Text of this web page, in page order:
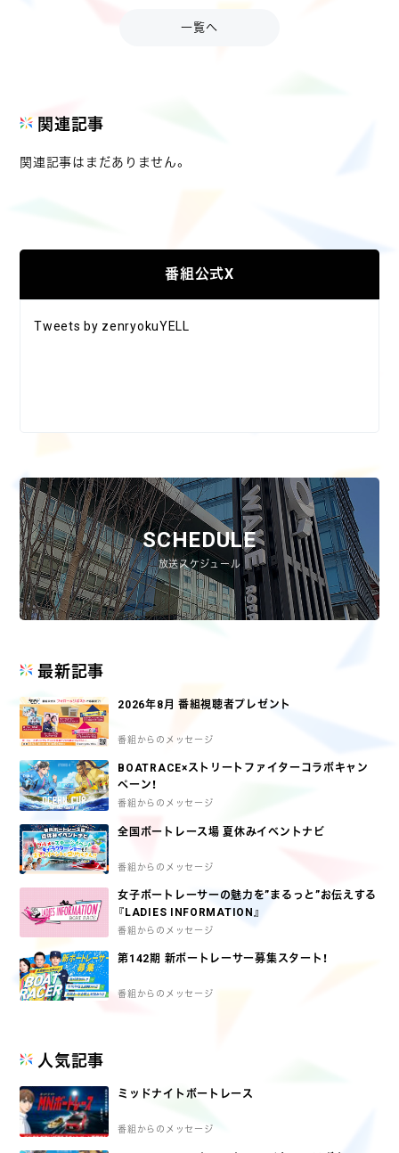
一覧へ
関連記事
関連記事はまだありません。
番組公式X
Tweets by zenryokuYELL
SCHEDULE
放送スケジュール
最新記事
2026年8月 番組視聴者プレゼント
番組からのメッセージ
BOATRACE×ストリートファイターコラボキャン
ペーン！
番組からのメッセージ
全国ボートレース場 夏休みイベントナビ
番組からのメッセージ
女子ボートレーサーの魅力を”まるっと”お伝えする
『LADIES INFORMATION』
番組からのメッセージ
第142期 新ボートレーサー募集スタート！
番組からのメッセージ
人気記事
ミッドナイトボートレース
番組からのメッセージ